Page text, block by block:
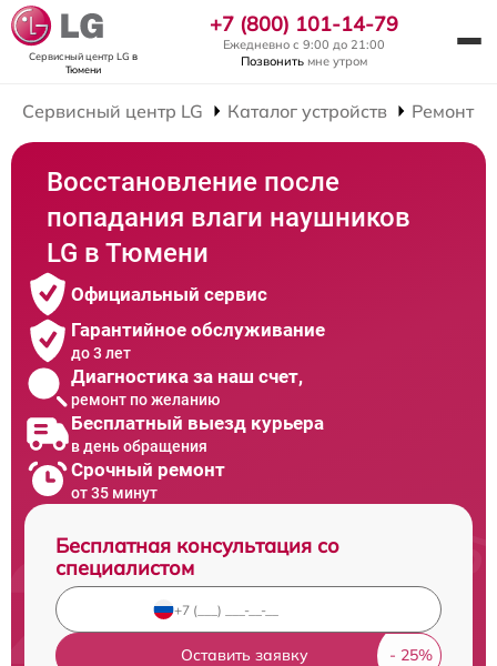
Сервисный центр LG в
Тюмени
+7 (800) 101-14-79
Ежедневно с 9:00 до 21:00
Позвонить мне утром
Сервисный центр LG Каталог устройств Ремонт
Восстановление после
попадания влаги наушников
LG в Тюмени
Официальный сервис
Гарантийное обслуживание
до 3 лет
Диагностика за наш счет,
ремонт по желанию
Бесплатный выезд курьера
в день обращения
Срочный ремонт
от 35 минут
Бесплатная консультация со
специалистом
Оставить заявку